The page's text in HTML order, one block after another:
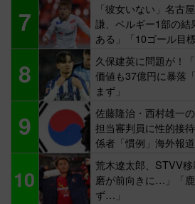
7
「彼女いない」名古
謙、ベルギー1部の結
ある」「10ゴール目標
8
久保建英に問題が！
価値も37億円に暴落
まず」
9
佐藤隆治・西村雄一
担当審判員に性的接
係者「慣例」海外報道
10
荒木遼太郎、STVV
磨が前向きに…」「
ず…」